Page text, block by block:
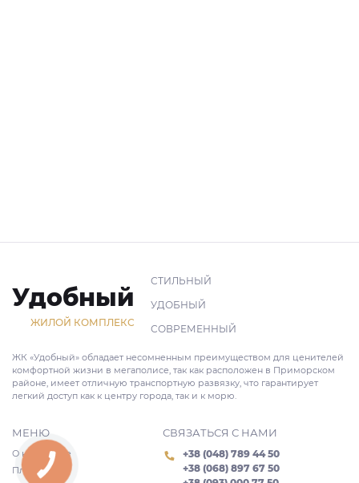
Удобный
ЖИЛОЙ КОМПЛЕКС
СТИЛЬНЫЙ
УДОБНЫЙ
СОВРЕМЕННЫЙ
ЖК «Удобный» обладает несомненным преимуществом для ценителей
комфортной жизни в мегаполисе, так как расположен в Приморском
районе, имеет отличную транспортную развязку, что гарантирует
легкий доступ как к центру города, так и к морю.
МЕНЮ
О комплексе
Планировки
СВЯЗАТЬСЯ С НАМИ
+38 (048) 789 44 50
+38 (068) 897 67 50
КНОПКА
СВЯЗИ